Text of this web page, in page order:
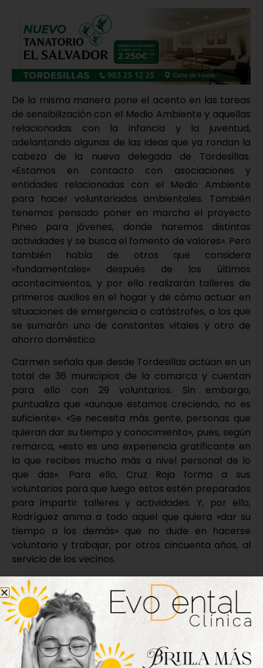
De la misma manera pone el acento en las tareas
de sensibilización con el Medio Ambiente y aquellas
relacionadas con la infancia y la juventud,
adelantando algunas de las ideas que ya rondan la
cabeza de la nueva delegada de Tordesillas.
«Estamos en contacto con asociaciones y
entidades relacionadas con el Medio Ambiente
para hacer voluntariados ambientales. También
tenemos pensado poner en marcha el proyecto
Pineo para jóvenes, donde haremos distintas
actividades y se busca el fomento de valores». Pero
también habla de otros que considera
«fundamentales» después de los últimos
acontecimientos, y por ello realizarán talleres de
primeros auxilios en el hogar y de cómo actuar en
situaciones de emergencia o catástrofes, a los que
se sumarán uno de constantes vitales y otro de
ahorro doméstico.
Carmen señala que desde Tordesillas actúan en un
total de 36 municipios de la comarca y cuentan
para ello con 29 voluntarios. Sin embargo,
puntualiza que «aunque estamos creciendo, no es
suficiente». «Se necesita más gente, personas que
quieran dar su tiempo y conocimiento», pues, según
remarca, «esto es una experiencia gratificante en
la que recibes mucho más a nivel personal de lo
que das». Para ello, Cruz Roja forma a sus
voluntarios para que luego estos estén preparados
para impartir talleres y actividades. Y, por ello,
Rodríguez anima a todo aquel que quiera «dar su
tiempo a los demás» que no dude en hacerse
voluntario y trabajar, por otros cincuenta años, al
servicio de los vecinos.
Nueva edición
disponible